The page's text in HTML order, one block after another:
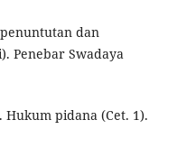
dan
Penebar Swadaya
Hukum pidana (Cet. 1).